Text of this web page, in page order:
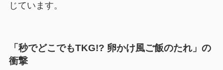
じています。
「秒でどこでもTKG!? 卵かけ風ご飯のたれ」の
衝撃